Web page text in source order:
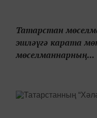
Татарстан
эшләүгә карата
мөселманнарның...